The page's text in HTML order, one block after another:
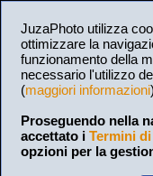
JuzaPhoto utilizza
ottimizzare la
funzionamento della
necessario l'utilizzo
(maggiori informazioni
Proseguendo nella
accettato i Termini
opzioni per la